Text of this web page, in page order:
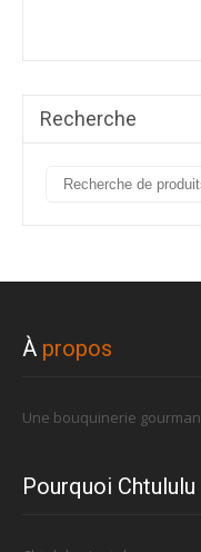
Recherche
Recherche
À propos
Une bouquinerie
Pourquoi Chtululu